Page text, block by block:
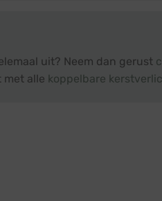
uit? Neem dan gerust
met alle koppelbare